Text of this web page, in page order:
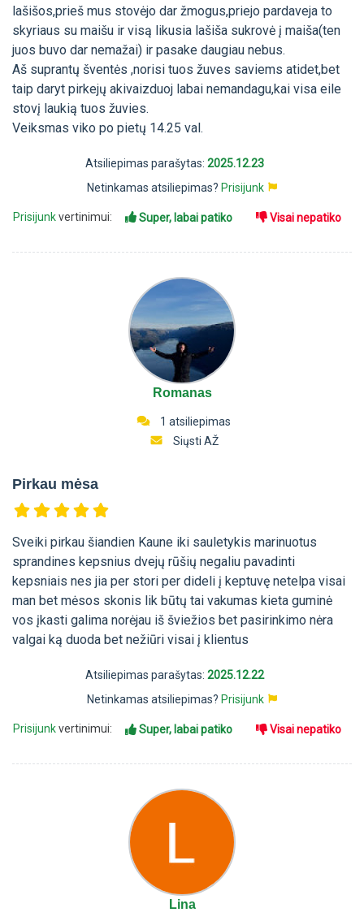
lašišos,prieš mus stovėjo dar žmogus,priejo pardaveja to
skyriaus su maišu ir visą likusia lašiša sukrovė į maiša(ten
juos buvo dar nemažai) ir pasake daugiau nebus.
Aš suprantų šventės ,norisi tuos žuves saviems atidet,bet
taip daryt pirkejų akivaizduoj labai nemandagu,kai visa eile
stovį laukią tuos žuvies.
Veiksmas viko po pietų 14.25 val.
Atsiliepimas parašytas: 2025.12.23
Netinkamas atsiliepimas? Prisijunk
Prisijunkvertinimui: Super, labai patiko Visai nepatiko
Romanas
1 atsiliepimas
Siųsti AŽ
Pirkau mėsa
Sveiki pirkau šiandien Kaune iki sauletykis marinuotus
sprandines kepsnius dvejų rūšių negaliu pavadinti
kepsniais nes jia per stori per dideli į keptuvę netelpa visai
man bet mėsos skonis lik būtų tai vakumas kieta guminė
vos įkasti galima norėjau iš šviežios bet pasirinkimo nėra
valgai ką duoda bet nežiūri visai į klientus
Atsiliepimas parašytas: 2025.12.22
Netinkamas atsiliepimas? Prisijunk
Prisijunkvertinimui: Super, labai patiko Visai nepatiko
Lina